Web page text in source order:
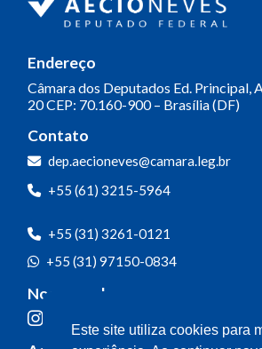
Endereço
Câmara dos Deputados Ed. Principal,
20CEP: 70.160-900 – Brasília (DF)
Contato
dep.aecioneves@camara.leg.br
+55 (61) 3215-5964
+55 (31) 3261-0121
+55 (31) 97150-0834
Nossas redes
Este site utiliza cookies para